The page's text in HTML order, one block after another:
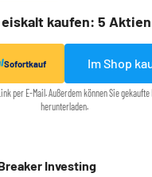
eiskalt kaufen: 5
Sofortkauf Im Shop
per E-Mail. Außerdem können Sie
herunterladen.
Investing